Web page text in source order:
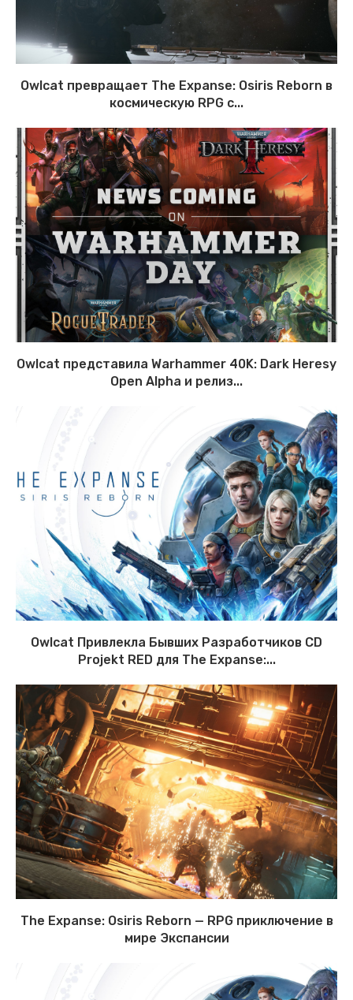
Owlcat превращает The Expanse: Osiris Reborn в
космическую RPG с...
Owlcat представила Warhammer 40K: Dark Heresy
Open Alpha и релиз...
Owlcat Привлекла Бывших Разработчиков CD
Projekt RED для The Expanse:...
The Expanse: Osiris Reborn — RPG приключение в
мире Экспансии